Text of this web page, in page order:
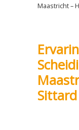
Maastricht –
Sittard